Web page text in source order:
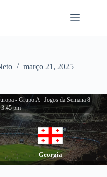
março 21, 2025
- Grupo A
Jogos da Semana 8
3:45 pm
Georgia